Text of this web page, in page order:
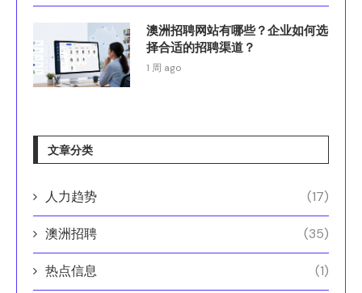
澳洲招聘网站有哪些？企业如何选
择合适的招聘渠道？
1 周 ago
文章分类
人力趋势 (17)
澳洲招聘 (35)
热点信息 (1)